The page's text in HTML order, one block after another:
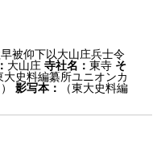
被仰下以大山庄兵士令
大山庄 寺社名：東寺 そ
大史料編纂所ユニオンカ
影写本：
（東大史料編